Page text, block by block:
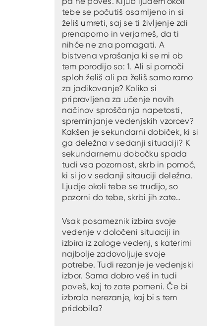
tebe se počutiš osamljeno in si
želiš umreti, saj se ti življenje zdi
prenaporno in verjameš, da ti
nihče ne zna pomagati. A
bistvena vprašanja ki se mi ob
tem porodijo so: 1. Ali si pomoči
sploh želiš ali pa želiš samo ramo
za jadikovanje? Koliko si
pripravljena za učenje novih
načinov sproščanja napetosti,
spreminjanje vedenjskih vzorcev?
Kakšen je sekundarni dobiček, ki si
ga deležna v sedanji situaciji? K
sekundarnemu dobočku spada
tudi vsa pozornost, skrb in pomoč,
ki si jo v sedanji sitauciji deležna.
Ljudje okoli tebe se trudijo, so
pozorni do tebe, skrbi jih zate…
Vsak posameznik izbira svoje
vedenje v določeni situaciji in
izbira iz zaloge vedenj, s katerimi
najbolje zadovoljuje svoje
potrebe. Tudi rezanje je vedenjski
izbor. Sama dobro veš in tudi
poveš, kaj to zate pomeni. Če bi
izbrala nerezanje, kaj bi s tem
pridobila?